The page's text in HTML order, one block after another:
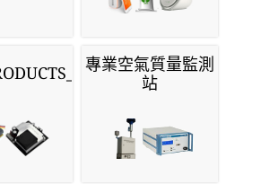
專業空氣質量監測
站